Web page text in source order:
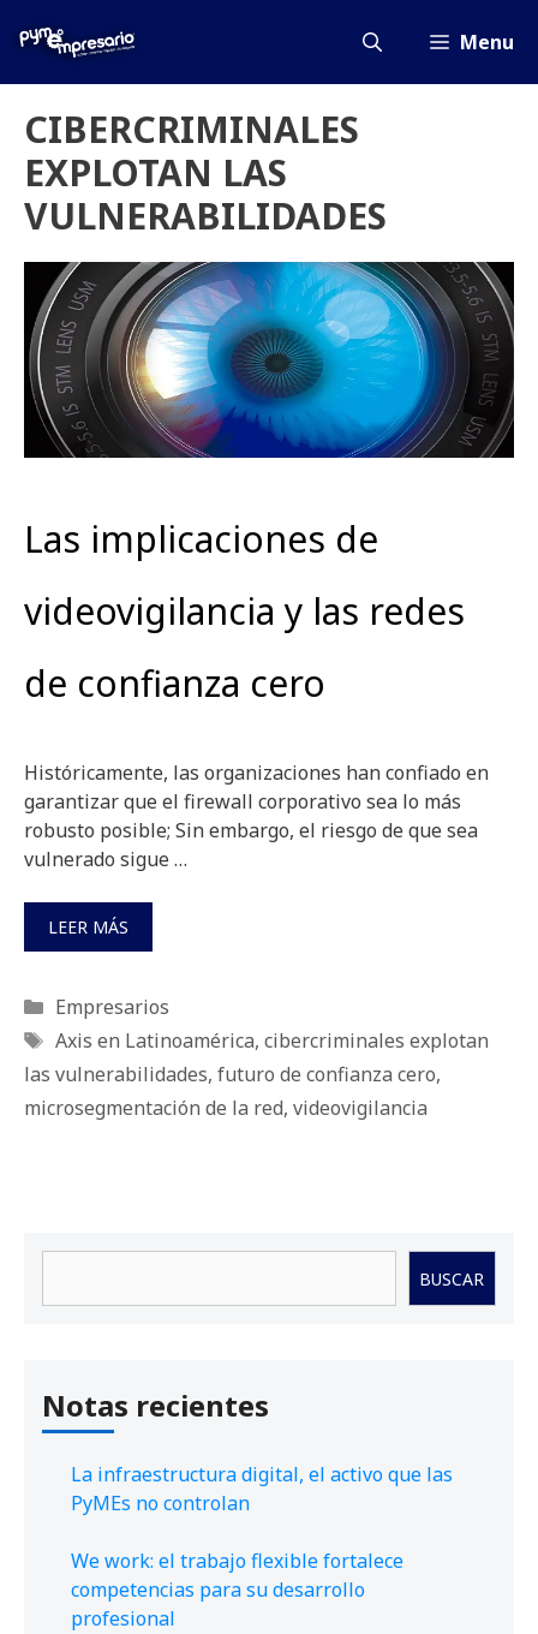
Menu
CIBERCRIMINALES
EXPLOTAN LAS
VULNERABILIDADES
Las implicaciones de
videovigilancia y las redes
de confianza cero
Históricamente, las organizaciones han confiado en
garantizar que el firewall corporativo sea lo más
robusto posible; Sin embargo, el riesgo de que sea
vulnerado sigue …
LEER MÁS
Categorías
Empresarios
Etiquetas
Axis en Latinoamérica, cibercriminales explotan
las vulnerabilidades, futuro de confianza cero,
microsegmentación de la red, videovigilancia
BUSCAR
Notas recientes
La infraestructura digital, el activo que las
PyMEs no controlan
We work: el trabajo flexible fortalece
competencias para su desarrollo
profesional